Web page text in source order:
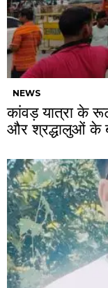
NEWS
कांवड़ यात्रा के
और श्रद्धालुओं के